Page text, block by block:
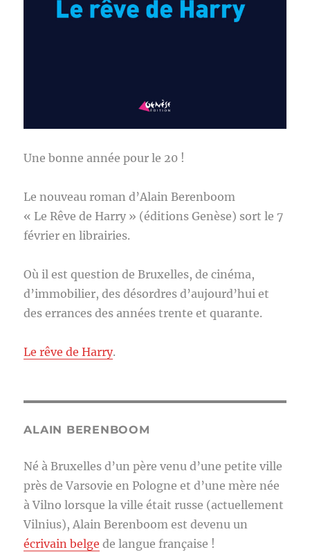
Une bonne année pour le 20 !
Le nouveau roman d’Alain Berenboom
« Le Rêve de Harry » (éditions Genèse) sort le 7
février en librairies.
Où il est question de Bruxelles, de cinéma,
d’immobilier, des désordres d’aujourd’hui et
des errances des années trente et quarante.
Le rêve de Harry.
ALAIN BERENBOOM
Né à Bruxelles d’un père venu d’une petite ville
près de Varsovie en Pologne et d’une mère née
à Vilno lorsque la ville était russe (actuellement
Vilnius), Alain Berenboom est devenu un
écrivain belge de langue française !